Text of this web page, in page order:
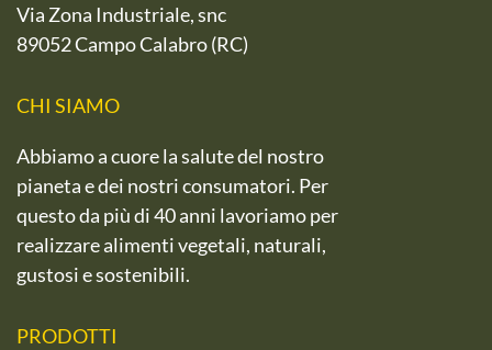
Via Zona Industriale, snc
89052 Campo Calabro (RC)
CHI SIAMO
Abbiamo a cuore la salute del nostro
pianeta e dei nostri consumatori. Per
questo da più di 40 anni lavoriamo per
realizzare alimenti vegetali, naturali,
gustosi e sostenibili.
PRODOTTI